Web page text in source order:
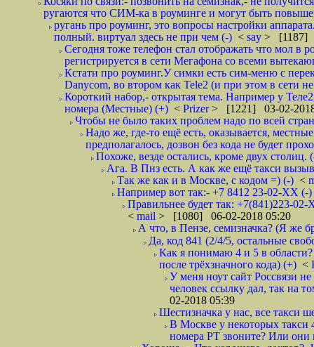
ругаются что СИМ-ка в роуминге и могут быть
ругань про роуминг, это вопросы настройки
полный. виртуал здесь не при чем (-) < say > [1187]
Сегодня тоже телефон стал отображать что мол в
регистрируется в сети Мегафона со всеми
Кстати про роуминг.У симки есть сим-меню с
Danycom, во втором как Tele2 (и при этом в сети
Короткий набор,- открытая тема. Например у
номера (Местные) (+) < Prizer> [1221] 03-02-
Чтобы не было таких проблем надо по всей
Надо же, где-то ещё есть, оказывается,
предполагалось, дозвон без кода не будет
Похоже, везде остались, кроме двух
Ага. В Пнз есть. А как же ещё такси
Так же как и в Москве, с кодом =) (-) <
Например вот так:- +7 8412 23-02-ХХ (-
Правильнее будет так: +7(841)223-
< mail > [1080] 06-02-2018 05:20
А что, в Пензе, семизначка? (Я же
Да, код 841 (2/4/5, остальные
Как я понимаю 4 и 5 в
после трёхзначного кода) (+) <
У меня ноут сайт Россвязи
человек ссылку дал, так на
02-2018 05:39
Шестизначка у нас, все такси
В Москве у некоторых такси
номера РТ звоните? Или они